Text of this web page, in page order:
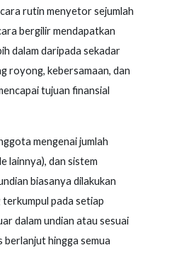
rutin menyetor sejumlah
bergilir mendapatkan
dalam daripada sekadar
royong, kebersamaan, dan
tujuan finansial
mengenai jumlah
lainnya), dan sistem
biasanya dilakukan
pada setiap
dalam undian atau sesuai
berlanjut hingga semua